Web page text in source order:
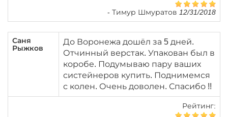
- Тимур Шмуратов 12/31/2018
Саня
Рыжков
До Воронежа дошёл за 5 дней.
Отчинный верстак. Упакован был в
коробе. Подумываю пару ваших
систейнеров купить. Поднимемся
с колен. Очень доволен. Спасибо !!
Рейтинг: